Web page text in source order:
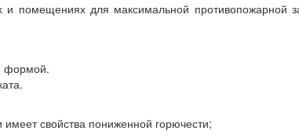
помещениях для максимальной противопожарной
формой.
свойства пониженной горючести;